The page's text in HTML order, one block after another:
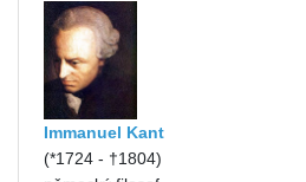
Immanuel Kant
(*1724 - †1804)